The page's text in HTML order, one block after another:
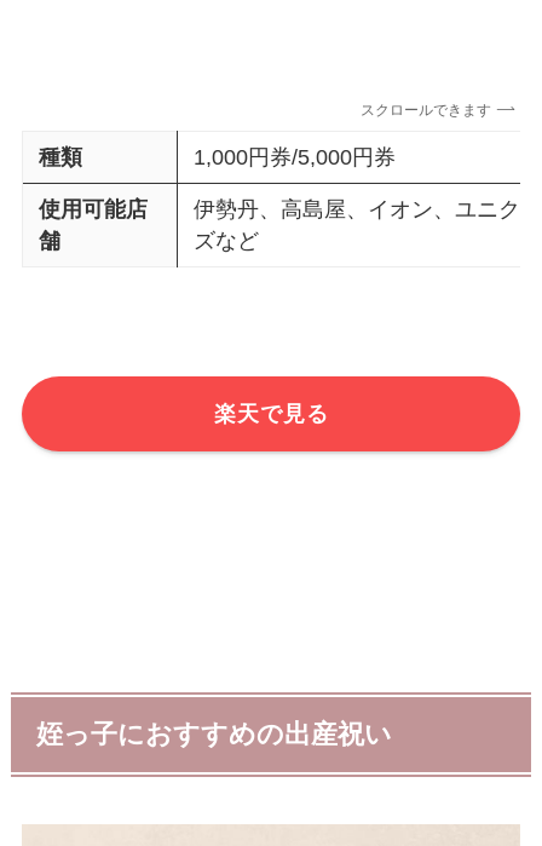
スクロールできます
種類 1,000円券/5,000円券
使用可能店
舗
伊勢丹、高島屋、イオン、ユニク
ズなど
楽天で見る
姪っ子におすすめの出産祝い